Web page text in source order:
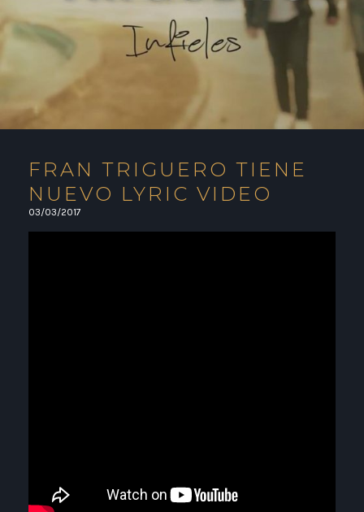
FRAN TRIGUERO TIENE
NUEVO LYRIC VIDEO
03/03/2017